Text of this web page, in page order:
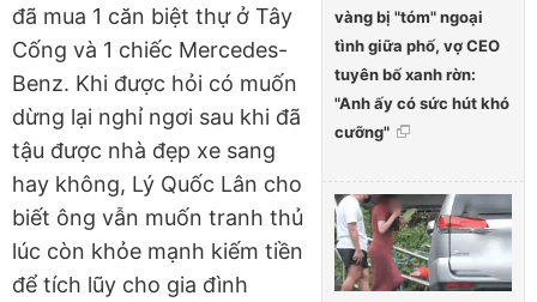
vàng bị "tóm" ngoại
tình giữa phố, vợ CEO
tuyên bố xanh rờn:
"Anh ấy có sức hút khó
cưỡng"
đã mua 1 căn biệt thự ở Tây
Cống và 1 chiếc Mercedes-
Benz. Khi được hỏi có muốn
dừng lại nghỉ ngơi sau khi đã
tậu được nhà đẹp xe sang
hay không, Lý Quốc Lân cho
biết ông vẫn muốn tranh thủ
lúc còn khỏe mạnh kiếm tiền
để tích lũy cho gia đình